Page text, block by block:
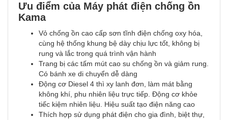
Ưu điểm của Máy phát điện chống ồn
Kama
Vỏ chống ồn cao cấp sơn tĩnh điện chống oxy hóa,
cùng hệ thống khung bệ dày chịu lực tốt, không bị
rung và lắc trong quá trình vận hành
Trang bị các tấm mút cao su chống ồn và giảm rung.
Có bánh xe di chuyển dễ dàng
Động cơ Diesel 4 thì xy lanh đơn, làm mát bằng
không khí, phu nhiên liệu trực tiếp. Động cơ khỏe
tiếc kiệm nhiên liệu. Hiệu suất tạo điện năng cao
Thích hợp sử dụng phát điện cho gia đình, biệt thự,